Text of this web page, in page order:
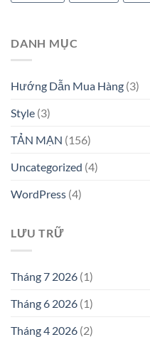
DANH MỤC
Hướng Dẫn Mua Hàng (3)
Style (3)
TẢN MẠN (156)
Uncategorized (4)
WordPress (4)
LƯU TRỮ
Tháng 7 2026 (1)
Tháng 6 2026 (1)
Tháng 4 2026 (2)